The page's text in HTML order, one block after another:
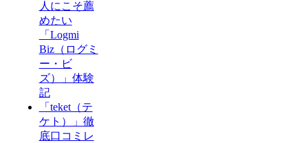
人にこそ薦
めたい
「Logmi
Biz（ログミ
ー・ビ
ズ）」体験
記
「teket（テ
ケト）」徹
底口コミレ